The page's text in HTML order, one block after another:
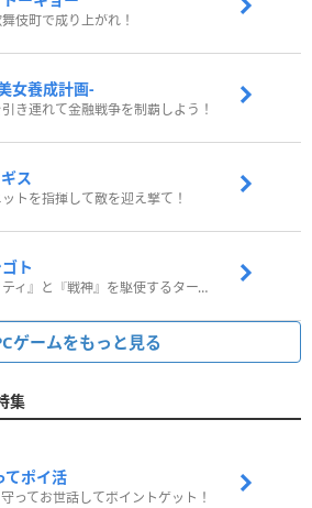
伎町で成り上がれ！
女養成計画-
き連れて金融戦争を制覇しよう！
ス
トを指揮して敵を迎え撃て！
ト
武器の『アビリティ』と『戦神』を駆使するターン制コマンドバトルRPG！
ゲームをもっと見る
集
てポイ活
守ってお世話してポイントゲット！